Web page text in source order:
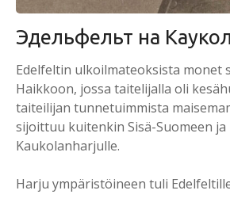
Эдельфельт на
Edelfeltin ulkoilmateoksista monet
Haikkoon, jossa taitelijalla oli
taiteilijan tunnetuimmista
sijoittuu kuitenkin Sisä-Suomeen ja
Kaukolanharjulle.
Harju ympäristöineen tuli